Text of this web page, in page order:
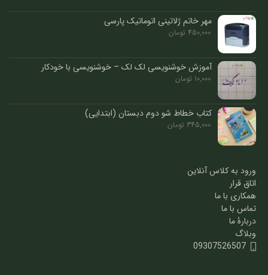
مهر خاتم ژلاتینی اتوماتیک پارسی
450,000 تومان
آموزش خوشنویسی لک لک – خوشنویسی با خودکار
10,000 تومان
کتاب خطاط شو دوم دبستان (ابتدایی)
345,000 تومان
ورود به کلاس آنلاین
اتاق قرار
همکاری با ما
تماس با ما
دربارۀ ما
وبلاگ
09307526507